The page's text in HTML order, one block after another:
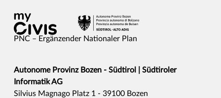
PNC – Ergänzender Nationaler Plan
Autonome Provinz Bozen - Südtirol | Südtiroler
Informatik AG
Silvius Magnago Platz 1 - 39100 Bozen